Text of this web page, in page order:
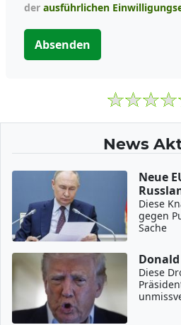
der ausführlichen
Absenden
News
Neue
Diese
gegen
Sache
Diese